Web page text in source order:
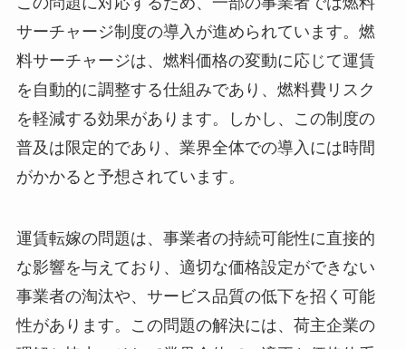
サーチャージ制度の導入が進められています。燃
料サーチャージは、燃料価格の変動に応じて運賃
を自動的に調整する仕組みであり、燃料費リスク
を軽減する効果があります。しかし、この制度の
普及は限定的であり、業界全体での導入には時間
がかかると予想されています。
運賃転嫁の問題は、事業者の持続可能性に直接的
な影響を与えており、適切な価格設定ができない
事業者の淘汰や、サービス品質の低下を招く可能
性があります。この問題の解決には、荷主企業の